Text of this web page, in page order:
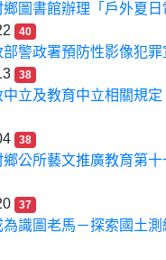
圖書館辦理「戶外夏日
40
部警政署預防性影像犯罪
38
中立及教育中立相關規定
38
公所藝文推廣教育第
37
為識圖老馬－探索國土